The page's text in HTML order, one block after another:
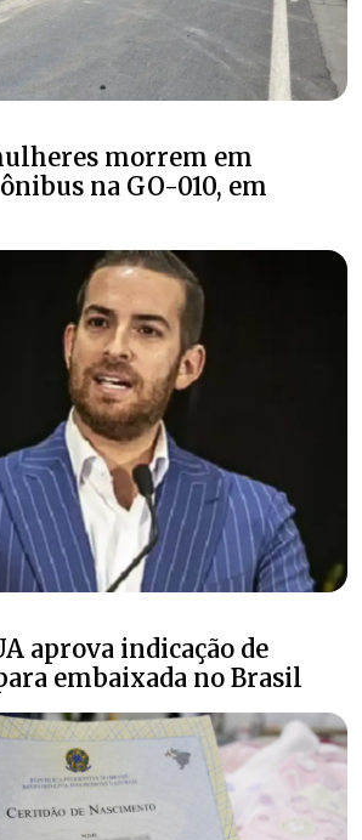
morrem em
na GO-010, em
aprova indicação de
embaixada no Brasil